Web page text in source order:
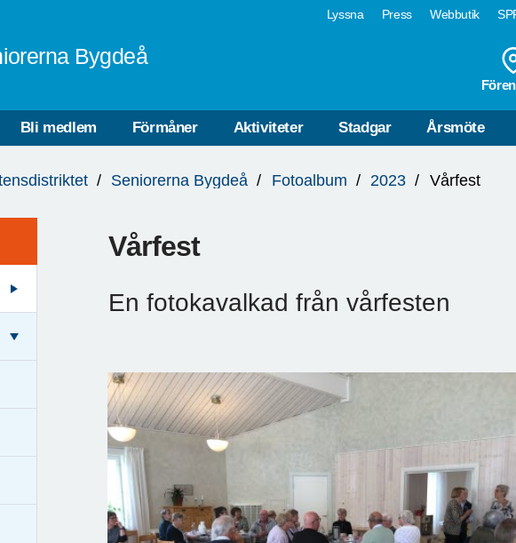
Lyssna Press Webbutik
Bygdeå
Bli medlem Förmåner Aktiviteter Stadgar Årsmöte
Seniorerna Bygdeå Fotoalbum 2023 Vårfest
Vårfest
En fotokavalkad från vårfesten